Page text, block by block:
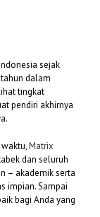
sejak
dalam
tingkat
pendiri akhirnya
Matrix
dan seluruh
– akademik serta
impian. Sampai
bagi Anda yang